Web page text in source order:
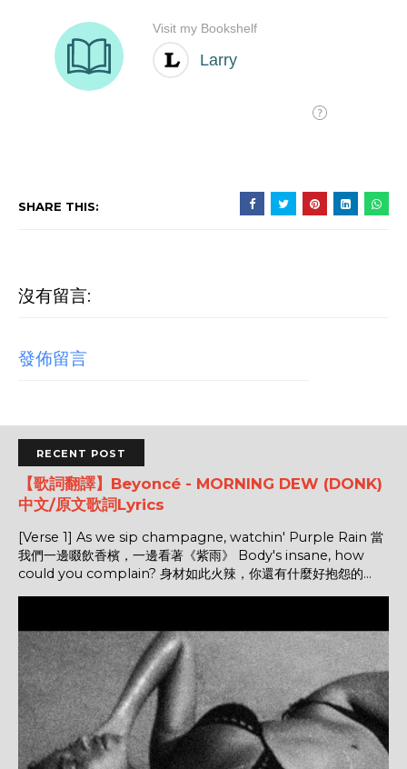
SHARE THIS:
沒有留言:
發佈留言
RECENT POST
【歌詞翻譯】Beyoncé - MORNING DEW (DONK)
中文/原文歌詞Lyrics
[Verse 1] As we sip champagne, watchin' Purple Rain 當
我們一邊啜飲香檳，一邊看著《紫雨》 Body's insane, how
could you complain? 身材如此火辣，你還有什麼好抱怨的...